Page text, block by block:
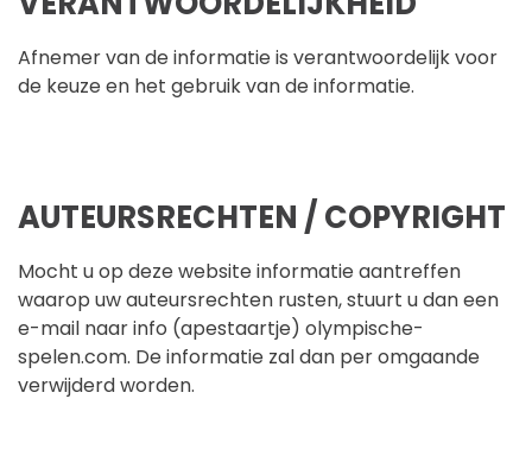
Afnemer van de informatie is verantwoordelijk voor
de keuze en het gebruik van de informatie.
AUTEURSRECHTEN / COPYRIGHT
Mocht u op deze website informatie aantreffen
waarop uw auteursrechten rusten, stuurt u dan een
e-mail naar info (apestaartje) olympische-
spelen.com. De informatie zal dan per omgaande
verwijderd worden.